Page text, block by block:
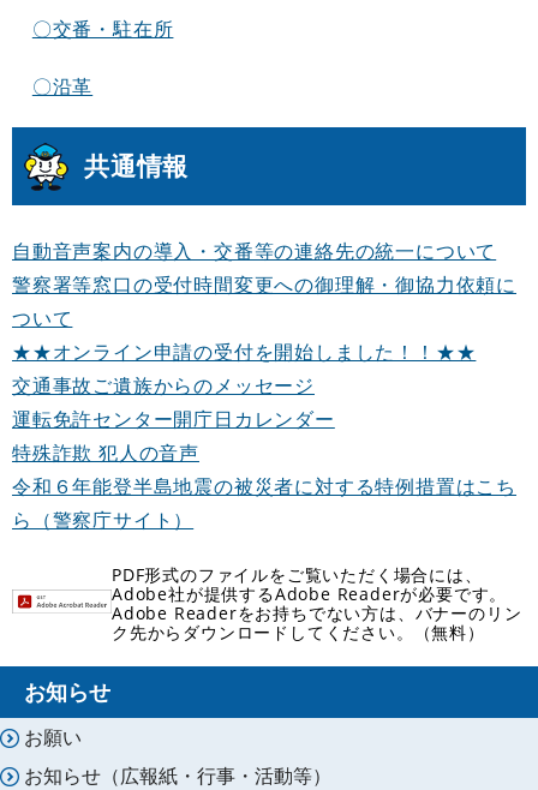
〇交番・駐在所
〇沿革
共通情報
自動音声案内の導入・交番等の連絡先の統一について
警察署等窓口の受付時間変更への御理解・御協力依頼に
ついて
★★オンライン申請の受付を開始しました！！★★
交通事故ご遺族からのメッセージ
運転免許センター開庁日カレンダー
特殊詐欺 犯人の音声
令和６年能登半島地震の被災者に対する特例措置はこち
ら（警察庁サイト）
PDF形式のファイルをご覧いただく場合には、
Adobe社が提供するAdobe Readerが必要です。
Adobe Readerをお持ちでない方は、バナーのリン
ク先からダウンロードしてください。（無料）
お知らせ
お願い
お知らせ（広報紙・行事・活動等）